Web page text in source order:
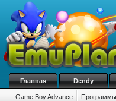
Главная Dendy
Game Boy Advance Программы